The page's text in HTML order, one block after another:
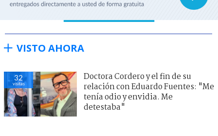
VISTO AHORA
32
visitas
Doctora Cordero y el fin de su
relación con Eduardo Fuentes: "Me
tenía odio y envidia. Me
detestaba"